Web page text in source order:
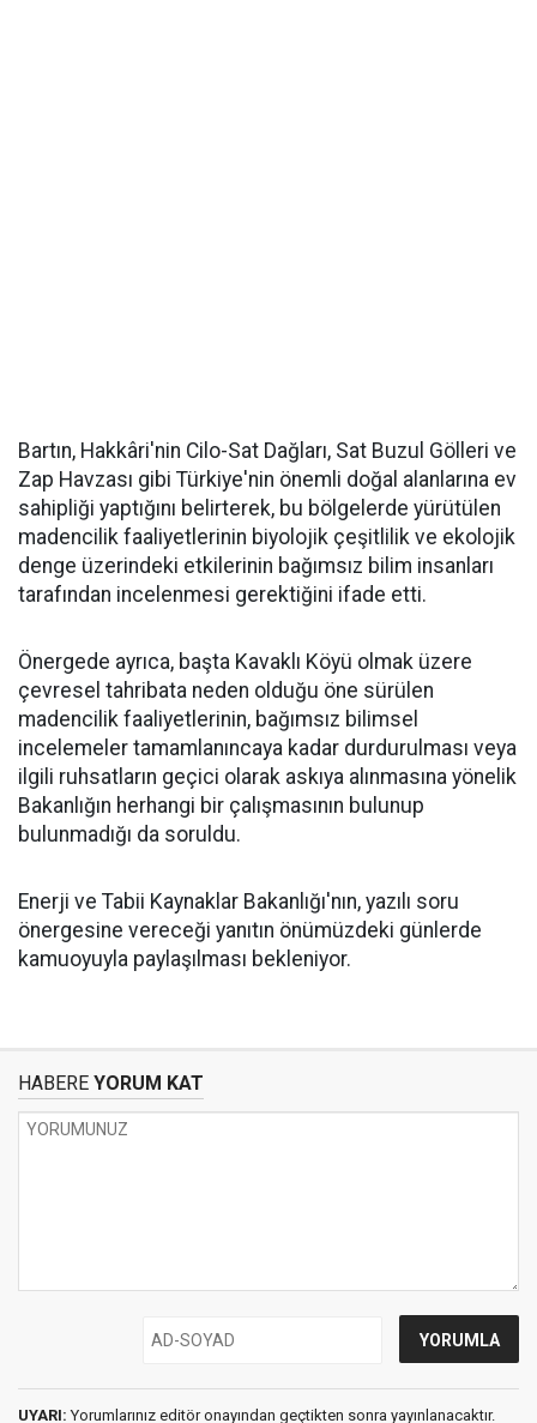
Bartın, Hakkâri'nin Cilo-Sat Dağları, Sat Buzul Gölleri ve
Zap Havzası gibi Türkiye'nin önemli doğal alanlarına ev
sahipliği yaptığını belirterek, bu bölgelerde yürütülen
madencilik faaliyetlerinin biyolojik çeşitlilik ve ekolojik
denge üzerindeki etkilerinin bağımsız bilim insanları
tarafından incelenmesi gerektiğini ifade etti.
Önergede ayrıca, başta Kavaklı Köyü olmak üzere
çevresel tahribata neden olduğu öne sürülen
madencilik faaliyetlerinin, bağımsız bilimsel
incelemeler tamamlanıncaya kadar durdurulması veya
ilgili ruhsatların geçici olarak askıya alınmasına yönelik
Bakanlığın herhangi bir çalışmasının bulunup
bulunmadığı da soruldu.
Enerji ve Tabii Kaynaklar Bakanlığı'nın, yazılı soru
önergesine vereceği yanıtın önümüzdeki günlerde
kamuoyuyla paylaşılması bekleniyor.
HABERE YORUM KAT
UYARI: Yorumlarınız editör onayından geçtikten sonra yayınlanacaktır.